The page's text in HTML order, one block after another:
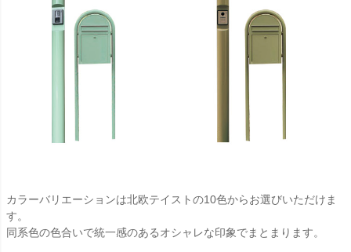
カラーバリエーションは北欧テイストの10色からお選びいただけま
す。
同系色の色合いで統一感のあるオシャレな印象でまとまります。